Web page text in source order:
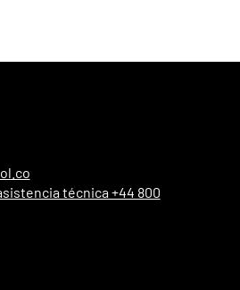
técnica +44 800